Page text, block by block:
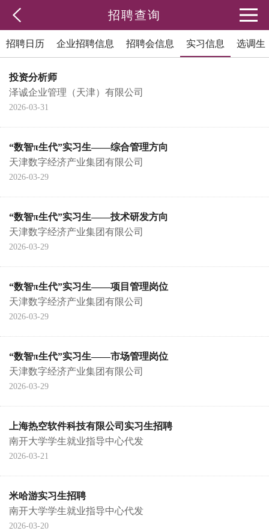
招聘查询
招聘日历 企业招聘信息 招聘会信息 实习信息 选调生
投资分析师
泽诚企业管理（天津）有限公司
2026-03-31
“数智π生代”实习生——综合管理方向
天津数字经济产业集团有限公司
2026-03-29
“数智π生代”实习生——技术研发方向
天津数字经济产业集团有限公司
2026-03-29
“数智π生代”实习生——项目管理岗位
天津数字经济产业集团有限公司
2026-03-29
“数智π生代”实习生——市场管理岗位
天津数字经济产业集团有限公司
2026-03-29
上海热空软件科技有限公司实习生招聘
南开大学学生就业指导中心代发
2026-03-21
米哈游实习生招聘
南开大学学生就业指导中心代发
2026-03-20